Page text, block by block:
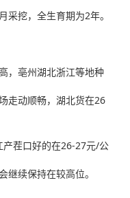
采挖，全生育期为2年。
，亳州湖北浙江等地种
走动顺畅，湖北货在26
茬口好的在26-27元/公
继续保持在较高位。